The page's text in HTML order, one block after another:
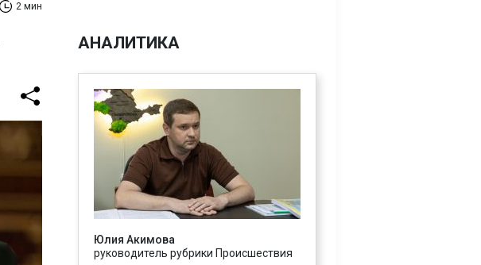
2 мин
АНАЛИТИКА
Юлия Акимова
руководитель рубрики Происшествия